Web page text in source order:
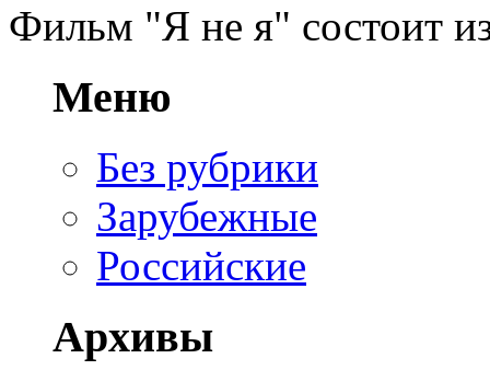
Фильм "Я не я" состоит
Меню
Без рубрики
Зарубежные
Российские
Архивы